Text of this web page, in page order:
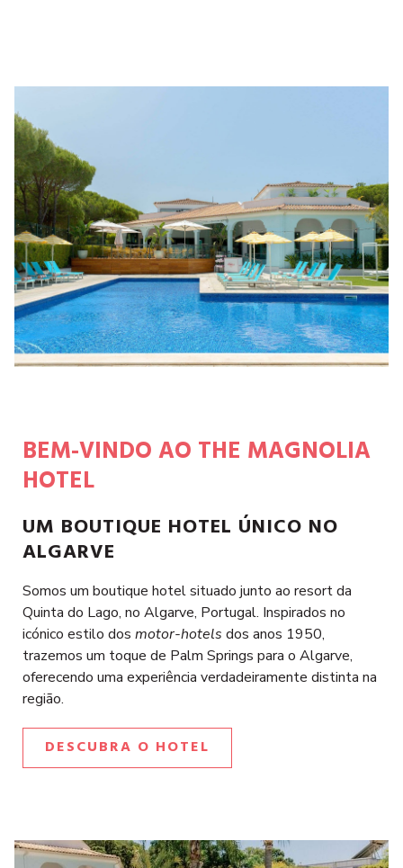
BEM-VINDO AO THE MAGNOLIA
HOTEL
UM BOUTIQUE HOTEL ÚNICO NO
ALGARVE
Somos um boutique hotel situado junto ao resort da
Quinta do Lago, no Algarve, Portugal. Inspirados no
icónico estilo dos motor-hotels dos anos 1950,
trazemos um toque de Palm Springs para o Algarve,
oferecendo uma experiência verdadeiramente distinta na
região.
DESCUBRA O HOTEL